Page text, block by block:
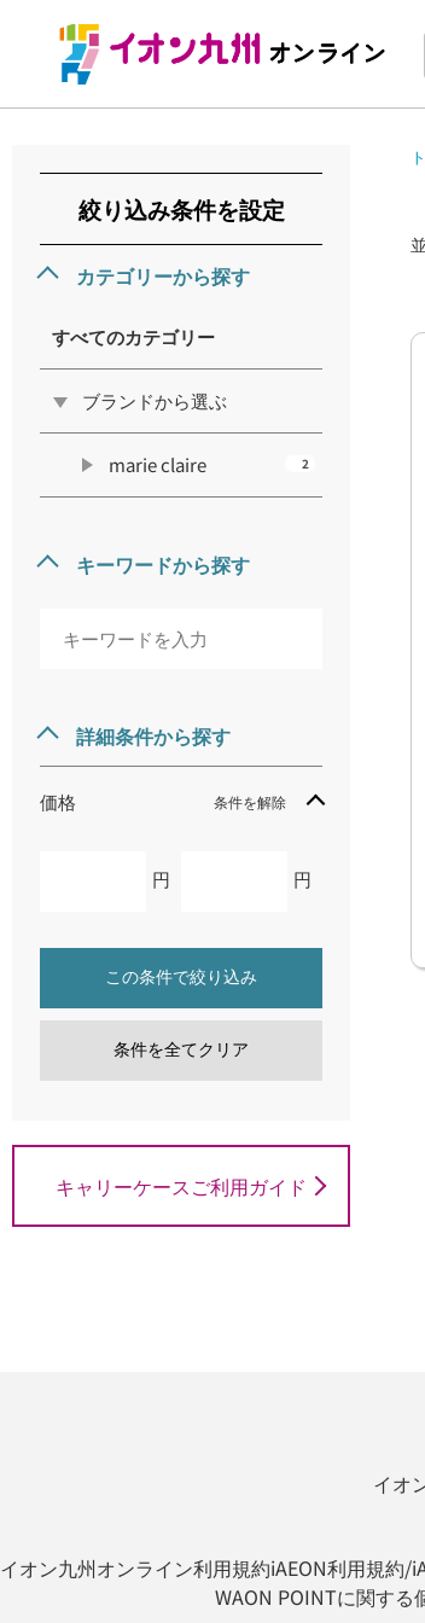
絞り込み条件を設定
カテゴリーから探す
すべてのカテゴリー
ブランドから選ぶ
marie claire 2
キーワードから探す
詳細条件から探す
価格 条件を解除
円 円
この条件で絞り込み
条件を全てクリア
キャリーケースご利用ガイド
イオ
イオン九州オンライン利用規約iAEON利用規約/
WAON POINTに関す